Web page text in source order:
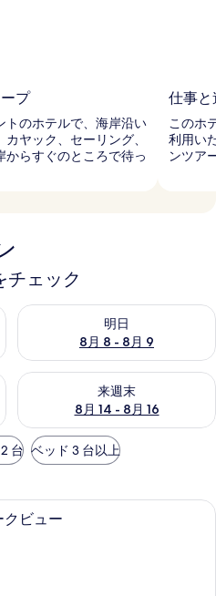
プ
トのホテルで、海岸沿い
ヤック、セーリング、
からすぐのところで待っ
仕事と
このホ
利用い
ンツア
チェック
チェック
明日
8月 8 - 8月 9
明日 8月 8 - 8月 9 の空室状況
をチェック
来週末
8月 14 - 8月 16
来週末 8月 14 - 8月 16 の空室
台 ベッド 3 台以上
ミニバー、セーフティボックス (室内
クビュー